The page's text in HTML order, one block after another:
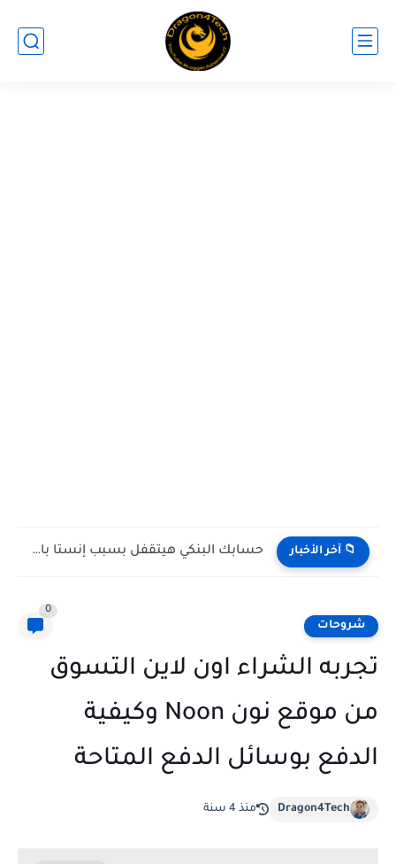
📁 آخر الأخبار حسابك البنكي هيتقفل بسبب إنستا باي! (رسالة تحذيرية حقيقية مش...
شروحات
0
تجربه الشراء اون لاين التسوق
من موقع نون Noon وكيفية
الدفع بوسائل الدفع المتاحة
Dragon4Tech منذ 4 سنة